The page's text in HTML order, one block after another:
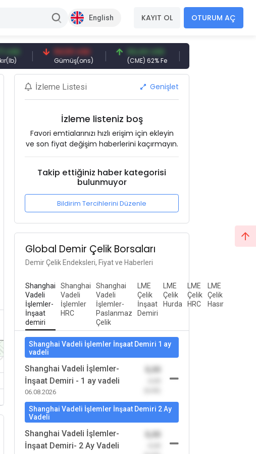
English KAYIT OL OTURUM AÇ
94,50 USD
Gümüş(ons)
94,44 USD
(CME) 62% Fe
İzleme Listesi Genişlet
İzleme listeniz boş
Favori emtialarınızı hızlı erişim için ekleyin
ve son fiyat değişim haberlerini kaçırmayın.
Takip ettiğiniz haber kategorisi
bulunmuyor
Bildirim Tercihlerini Düzenle
Global Demir Çelik Borsaları
Demir Çelik Endeksleri, Fiyat ve Haberleri
Shanghai
Vadeli
İşlemler-
İnşaat
demiri
Shanghai
Vadeli
İşlemler
HRC
Shanghai
Vadeli
İşlemler-
Paslanmaz
Çelik
LME
Çelik
İnşaat
Demiri
LME
Çelik
Hurda
LME
Çelik
HRC
LME
Çelik
Hasır
Shanghai Vadeli İşlemler İnşaat Demiri 1 ay
vadeli
Shanghai Vadeli İşlemler-
İnşaat Demiri - 1 ay vadeli
06.08.2026
Shanghai Vadeli İşlemler İnşaat Demiri 2 Ay
Vadeli
Shanghai Vadeli İşlemler-
İnşaat Demiri- 2 Ay Vadeli